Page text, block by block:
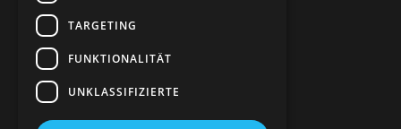
KONTAKT
seb@grundworks.de
+491579-2380246
Direkt schreiben
TARGETING
FUNKTIONALITÄT
UNKLASSIFIZIERTE